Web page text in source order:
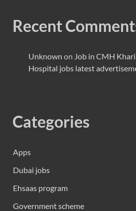
Recent
Unknown on Job in CMH
Hospital jobs latest
Categories
Apps
Dubai jobs
Ehsaas program
Government scheme